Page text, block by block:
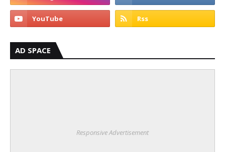
AD SPACE
Responsive Advertisement